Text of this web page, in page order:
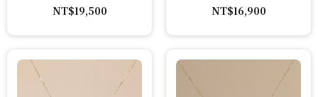
NT$19,500 NT$16,900